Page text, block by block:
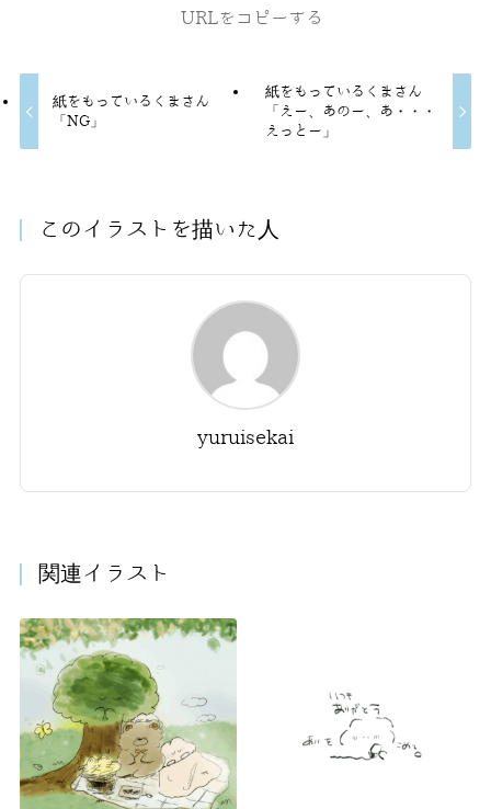
URLをコピーする
紙をもっているくまさん
「NG」
紙をもっているくまさん
「えー、あのー、あ・・・
えっとー」
このイラストを描いた人
yuruisekai
関連イラスト